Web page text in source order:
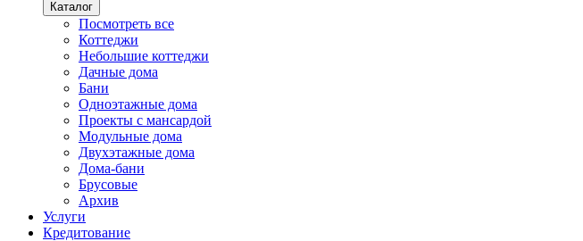
Каталог
Посмотреть все
Коттеджи
Небольшие коттеджи
Дачные дома
Бани
Одноэтажные дома
Проекты с мансардой
Модульные дома
Двухэтажные дома
Дома-бани
Брусовые
Архив
Услуги
Кредитование